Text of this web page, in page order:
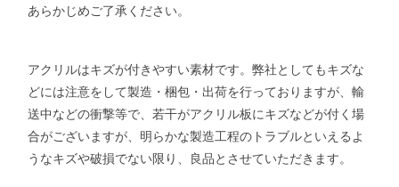
あらかじめご了承ください。
アクリルはキズが付きやすい素材です。弊社としてもキズな
どには注意をして製造・梱包・出荷を行っておりますが、輸
送中などの衝撃等で、若干がアクリル板にキズなどが付く場
合がございますが、明らかな製造工程のトラブルといえるよ
うなキズや破損でない限り、良品とさせていただきます。